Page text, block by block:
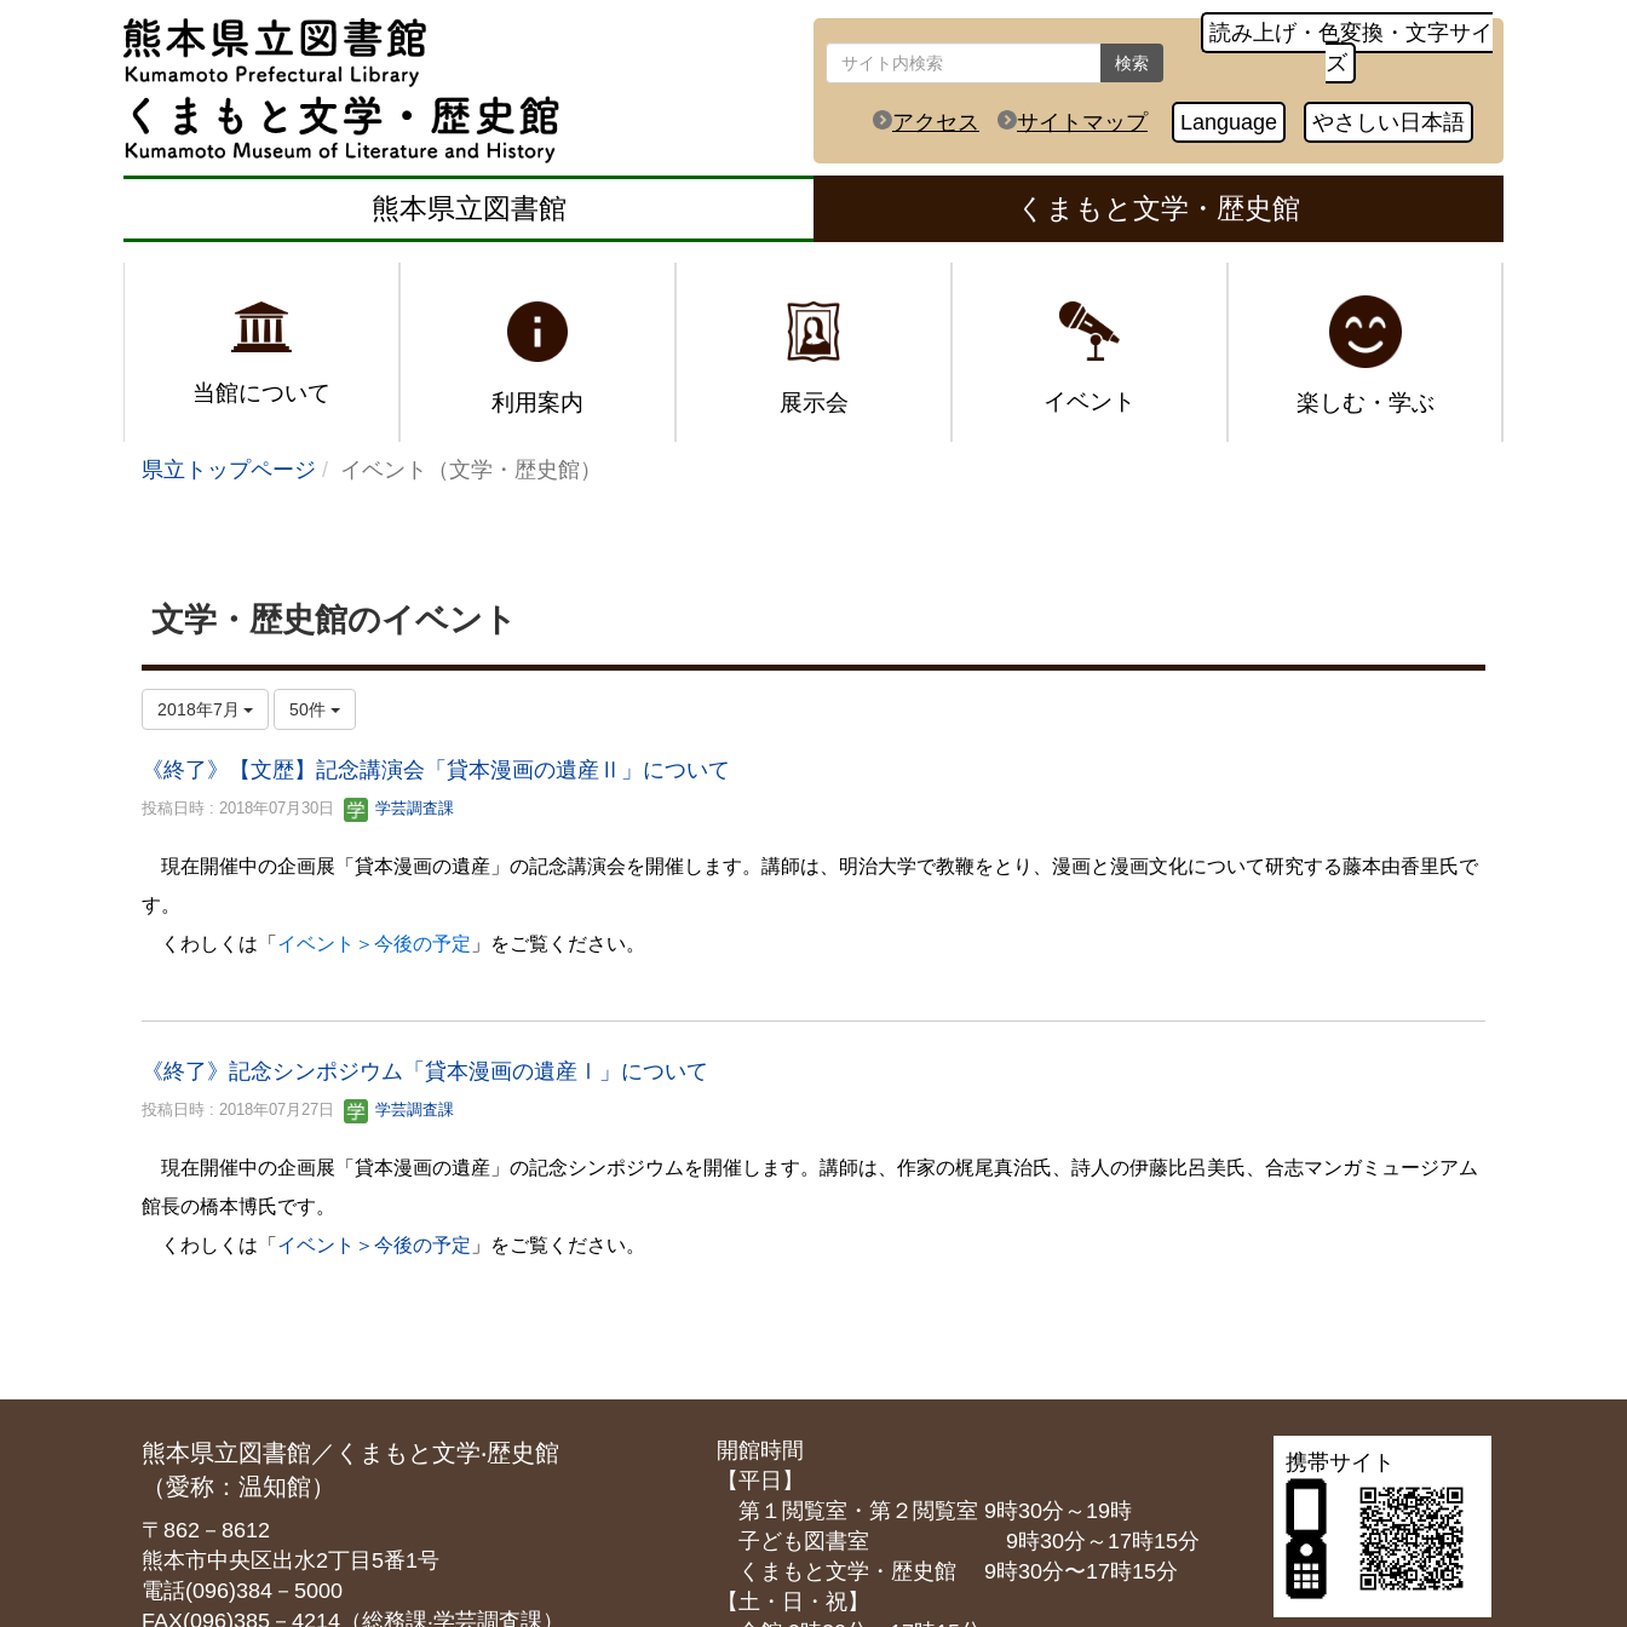
検索
読み上げ・色変換・文字サイ
ズ
アクセス サイトマップ Language やさしい日本語
熊本県立図書館 くまもと文学・歴史館
当館について 利用案内 展示会 イベント 楽しむ・学ぶ
県立トップページ イベント（文学・歴史館）
文学・歴史館のイベント
2018年7月 50件
《終了》【文歴】記念講演会「貸本漫画の遺産Ⅱ」について
投稿日時 : 2018年07月30日 学芸調査課
現在開催中の企画展「貸本漫画の遺産」の記念講演会を開催します。 講師は、明治大学で教鞭をとり、漫画と漫画文化について研究する藤本由香里氏で
す。
くわしくは「 イベント＞今後の予定 」をご覧ください。
《終了》記念シンポジウム「貸本漫画の遺産Ⅰ」について
投稿日時 : 2018年07月27日 学芸調査課
現在開催中の企画展「貸本漫画の遺産」の記念シンポジウムを開催します。 講師は、作家の梶尾真治氏、詩人の伊藤比呂美氏、合志マンガミュージアム
館長の橋本博氏です。
くわしくは「 イベント＞今後の予定 」をご覧ください。
熊本県立図書館／くまもと文学‧歴史館
（愛称：温知館）
〒862－8612
熊本市中央区出水2丁目5番1号
電話(096)384－5000
FAX(096)385－4214（総務課‧学芸調査課）
開館時間
【平日】
第１閲覧室・第２閲覧室 9時30分～19時
子ども図書室 9時30分～17時15分
くまもと⽂学・歴史館 9時30分〜17時15分
【土・日・祝】
携帯サイト